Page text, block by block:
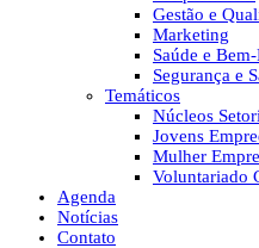
Gestão e
Marketing
Saúde e
Segurança e
Temáticos
Núcleos
Jovens
Mulher
Voluntariado
Agenda
Notícias
Contato